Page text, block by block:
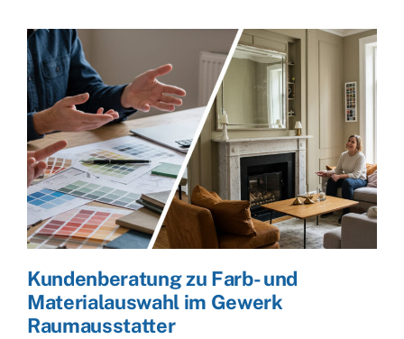
Kundenberatung zu Farb- und
Materialauswahl im Gewerk
Raumausstatter